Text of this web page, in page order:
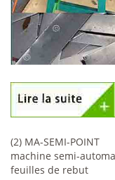
(2) MA-SEMI-POINT
machine semi-
feuilles de rebut